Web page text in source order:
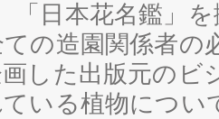
「日本花名鑑」
ての造園関係者
した出版元のビ
いる植物につい